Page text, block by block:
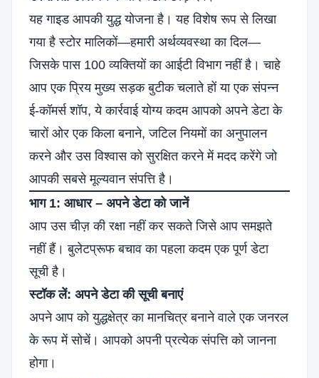
यह गाइड आपकी युद्ध योजना है। यह विशेष रूप से लिखा
गया हैस्टोर मालिकों—हमारी अर्थव्यवस्था का दिल—
जिसके पास 100 व्यक्तियों का आईटी विभाग नहीं है। चाहे
आप एक प्रिय मुख्य सड़क बुटीक चलाते हों या एक संपन्न
ई-कॉमर्स शॉप, ये कार्रवाई योग्य कदम आपको अपने डेटा के
चारों ओर एक किला बनाने, जटिल नियमों का अनुपालन
करने और उस विश्वास को सुरक्षित करने में मदद करेंगे जो
आपकी सबसे मूल्यवान संपत्ति है।
भाग 1: आधार – अपने डेटा को जानें
आप उस चीज़ की रक्षा नहीं कर सकते जिसे आप समझते
नहीं हैं। बुलेटप्रूफ बचाव का पहला कदम एक पूर्ण डेटा
सूची है।
स्टॉक लें: अपने डेटा की सूची बनाएं
अपने आप को युद्धक्षेत्र का मानचित्र बनाने वाले एक जनरल
के रूप में सोचें। आपको अपनी प्रत्येक संपत्ति को जानना
होगा।